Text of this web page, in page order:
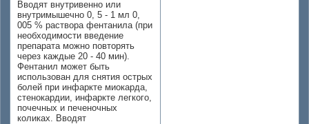
Вводят внутривенно или
внутримышечно 0, 5 - 1 мл 0,
005 % раствора фентанила (при
необходимости введение
препарата можно повторять
через каждые 20 - 40 мин).
Фентанил может быть
использован для снятия острых
болей при инфаркте миокарда,
стенокардии, инфаркте легкого,
почечных и печеночных
коликах. Вводят